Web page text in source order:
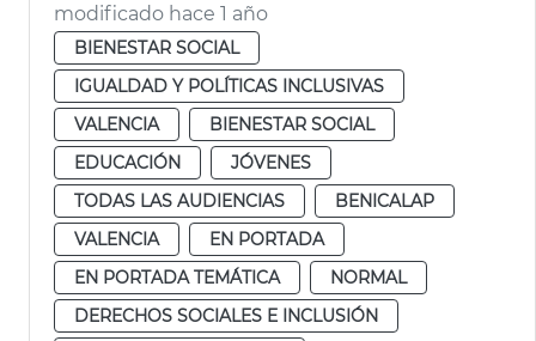
modificado hace 1 año
BIENESTAR SOCIAL
IGUALDAD Y POLÍTICAS INCLUSIVAS
VALENCIA
BIENESTAR SOCIAL
EDUCACIÓN
JÓVENES
TODAS LAS AUDIENCIAS
BENICALAP
VALENCIA
EN PORTADA
EN PORTADA TEMÁTICA
NORMAL
DERECHOS SOCIALES E INCLUSIÓN